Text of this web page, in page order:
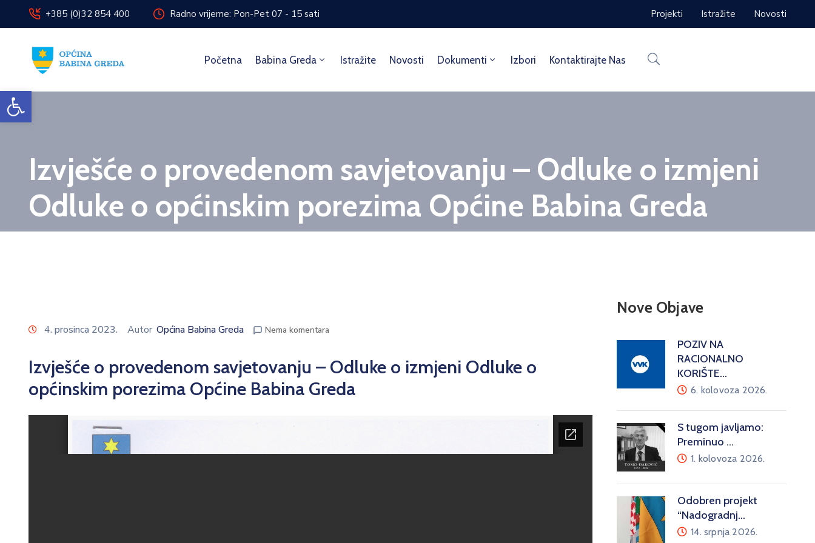
Open toolbar
+385 (0)32 854 400 Radno vrijeme: Pon-Pet 07 - 15 sati Projekti Istražite Novosti
Početna Babina Greda Istražite Novosti Dokumenti Izbori Kontaktirajte Nas
Izvješće o provedenom savjetovanju – Odluke o izmjeni
Odluke o općinskim porezima Općine Babina Greda
4. prosinca 2023. Autor Općina Babina Greda Nema komentara
Izvješće o provedenom savjetovanju – Odluke o izmjeni Odluke o
općinskim porezima Općine Babina Greda
Nove Objave
POZIV NA
RACIONALNO
KORIŠTE…
6. kolovoza 2026.
S tugom javljamo:
Preminuo …
1. kolovoza 2026.
Odobren projekt
“Nadogradnj…
14. srpnja 2026.